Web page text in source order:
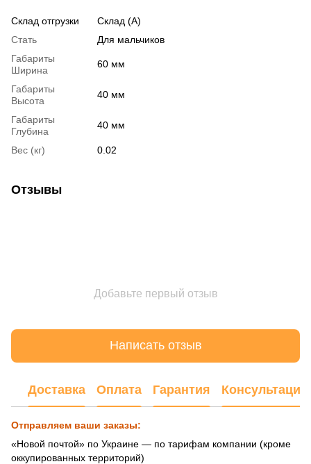
Склад отгрузки
Склад (А)
Стать
Для мальчиков
Габариты
Ширина
60 мм
Габариты
Высота
40 мм
Габариты
Глубина
40 мм
Вес (кг) 0.02
Отзывы
Добавьте первый отзыв
Написать отзыв
Доставка Оплата Гарантия Консультация
Отправляем ваши заказы:
«Новой почтой» по Украине — по тарифам компании (кроме
оккупированных территорий)